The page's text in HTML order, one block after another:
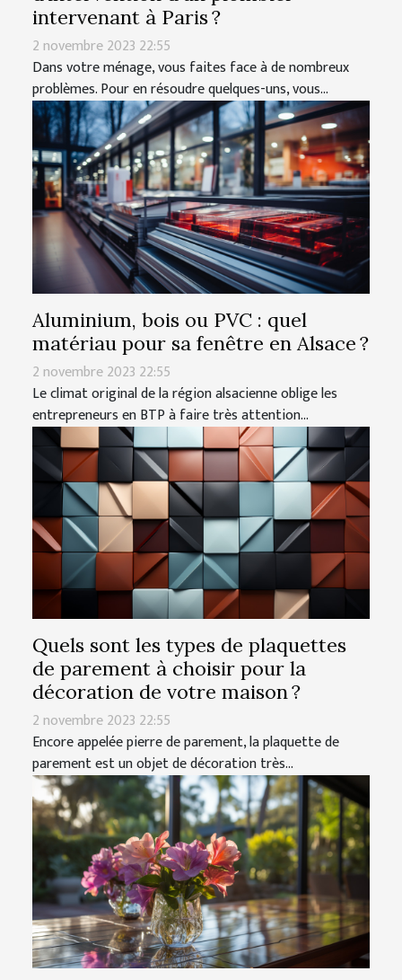
intervenant à Paris ?
2 novembre 2023 22:55
Dans votre ménage, vous faites face à de nombreux
problèmes. Pour en résoudre quelques-uns, vous...
Aluminium, bois ou PVC : quel
matériau pour sa fenêtre en Alsace ?
2 novembre 2023 22:55
Le climat original de la région alsacienne oblige les
entrepreneurs en BTP à faire très attention...
Quels sont les types de plaquettes
de parement à choisir pour la
décoration de votre maison ?
2 novembre 2023 22:55
Encore appelée pierre de parement, la plaquette de
parement est un objet de décoration très...